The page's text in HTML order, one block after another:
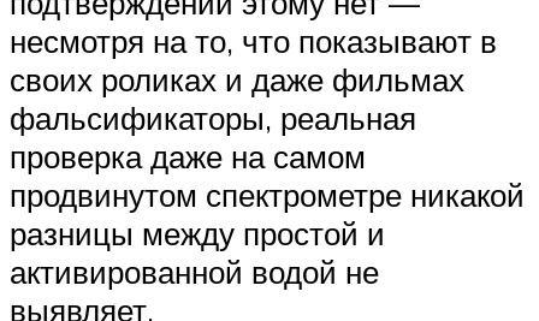
несмотря на то, что показывают в
своих роликах и даже фильмах
фальсификаторы, реальная
проверка даже на самом
продвинутом спектрометре никакой
разницы между простой и
активированной водой не
выявляет.